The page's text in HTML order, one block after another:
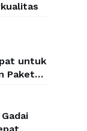
untuk
Paket